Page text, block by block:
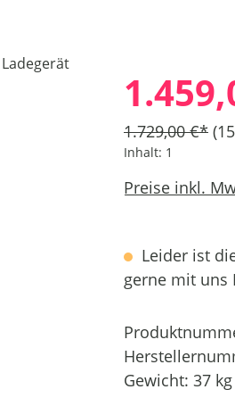
1.729,00 €*
Inhalt: 1
Preise inkl.
Leider ist
gerne mit uns
Gewicht: 37 kg